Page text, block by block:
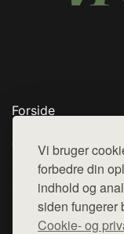
Vi bruger
forbedre din
indhold og
siden fungerer
Cookie- og
Forside
Top Rabatter
Blog
Kontakt